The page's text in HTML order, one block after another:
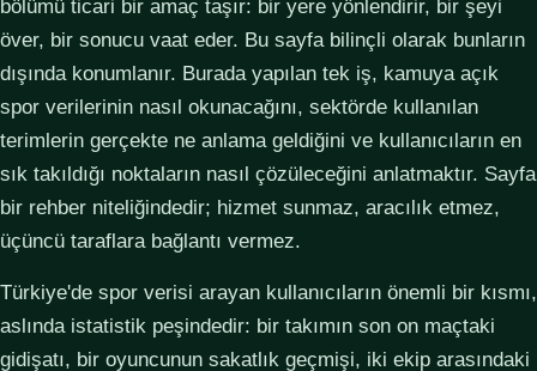
bölümü ticari bir amaç taşır: bir yere yönlendirir, bir şeyi
över, bir sonucu vaat eder. Bu sayfa bilinçli olarak bunların
dışında konumlanır. Burada yapılan tek iş, kamuya açık
spor verilerinin nasıl okunacağını, sektörde kullanılan
terimlerin gerçekte ne anlama geldiğini ve kullanıcıların en
sık takıldığı noktaların nasıl çözüleceğini anlatmaktır. Sayfa
bir rehber niteliğindedir; hizmet sunmaz, aracılık etmez,
üçüncü taraflara bağlantı vermez.
Türkiye'de spor verisi arayan kullanıcıların önemli bir kısmı,
aslında istatistik peşindedir: bir takımın son on maçtaki
gidişatı, bir oyuncunun sakatlık geçmişi, iki ekip arasındaki